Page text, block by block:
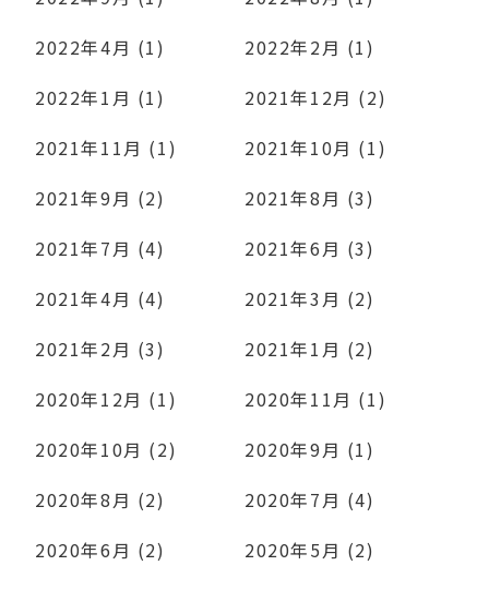
2022年4月 (1)
2022年2月 (1)
2022年1月 (1)
2021年12月 (2)
2021年11月 (1)
2021年10月 (1)
2021年9月 (2)
2021年8月 (3)
2021年7月 (4)
2021年6月 (3)
2021年4月 (4)
2021年3月 (2)
2021年2月 (3)
2021年1月 (2)
2020年12月 (1)
2020年11月 (1)
2020年10月 (2)
2020年9月 (1)
2020年8月 (2)
2020年7月 (4)
2020年6月 (2)
2020年5月 (2)